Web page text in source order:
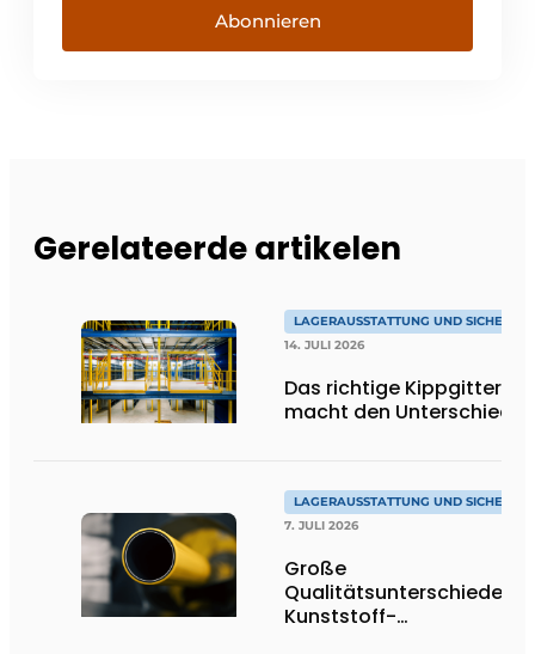
Abonnieren
Gerelateerde artikelen
LAGERAUSSTATTUNG UND
14. JULI 2026
Das richtige Kippgitter
macht den Unterschied
LAGERAUSSTATTUNG UND
7. JULI 2026
Große
Qualitätsunterschiede
Kunststoff-